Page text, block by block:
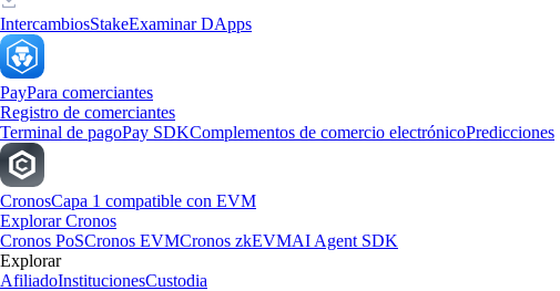
IntercambiosStakeExaminar DApps
PayPara comerciantes
Registro de comerciantes
Terminal de pagoPay SDKComplementos de comercio electrónicoPredicciones
CronosCapa 1 compatible con EVM
Explorar Cronos
Cronos PoSCronos EVMCronos zkEVMAI Agent SDK
Explorar
AfiliadoInstitucionesCustodia